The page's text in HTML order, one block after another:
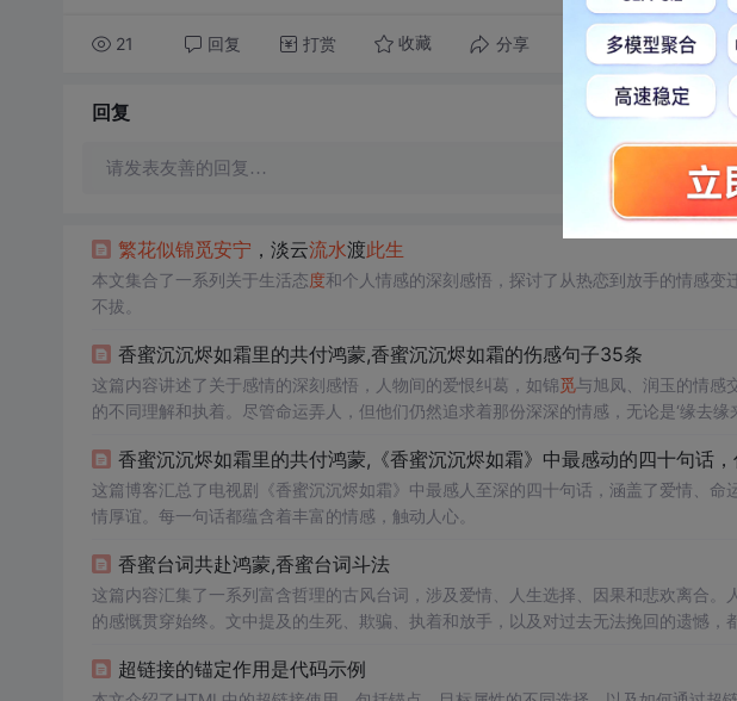
21 回复 打赏 收藏 分享 转发到动态
回复
请发表友善的回复…
繁花似锦觅安宁 ，淡云流水渡此生
本文集合了一系列关于生活态度和个人情感的深刻感悟，探讨了从热恋到放手的情感
不拔。
香蜜沉沉烬如霜里的共付鸿蒙,香蜜沉沉烬如霜的伤感句子35条
这篇内容讲述了关于感情的深刻感悟，人物间的爱恨纠葛，如锦觅与旭凤、润玉的情感
的不同理解和执着。尽管命运弄人，但他们仍然追求着那份深深的情感，无论是‘缘去缘
香蜜沉沉烬如霜里的共付鸿蒙,《香蜜沉沉烬如霜》中最感动的四十句话
这篇博客汇总了电视剧《香蜜沉沉烬如霜》中最感人至深的四十句话，涵盖了爱情、
情厚谊。每一句话都蕴含着丰富的情感，触动人心。
香蜜台词共赴鸿蒙,香蜜台词斗法
这篇内容汇集了一系列富含哲理的古风台词，涉及爱情、人生选择、因果和悲欢离合。
的感慨贯穿始终。文中提及的生死、欺骗、执着和放手，以及对过去无法挽回的遗憾
超链接的锚定作用是代码示例